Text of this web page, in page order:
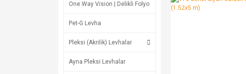
One Way Vision | Delikli Folyo
Pet-G Levha
Pleksi (Akrilik) Levhalar
Ayna Pleksi Levhalar